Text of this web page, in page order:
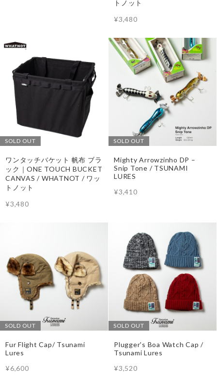
トノット
¥3,480
SOLD OUT
ワンタッチバケット 帆布 ブラ
ック｜ONE TOUCH BUCKET
CANVAS / WHATNOT / ワッ
トノット
¥3,480
SOLD OUT
Mighty Arrowzinho DP –
Snip Tone / TSUNAMI
LURES
¥3,410
SOLD OUT
Fur Flight Cap/ Tsunami
Lures
¥6,600
SOLD OUT
Plugger's Boa Watch Cap /
Tsunami Lures
¥3,520